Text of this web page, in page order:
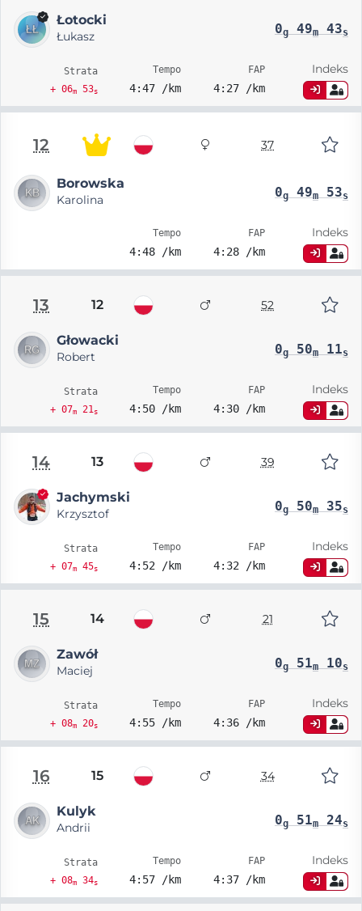
Łotocki
Łukasz 0g49m43s
Strata
+ 06m53s
Tempo
4:47 /km
FAP
4:27 /km
Indeks
12 37
Borowska
Karolina 0g49m53s
Tempo
4:48 /km
FAP
4:28 /km
Indeks
13 12 52
Głowacki
Robert 0g50m11s
Strata
+ 07m21s
Tempo
4:50 /km
FAP
4:30 /km
Indeks
14 13 39
Jachymski
Krzysztof 0g50m35s
Strata
+ 07m45s
Tempo
4:52 /km
FAP
4:32 /km
Indeks
15 14 21
Zawół
Maciej 0g51m10s
Strata
+ 08m20s
Tempo
4:55 /km
FAP
4:36 /km
Indeks
16 15 34
Kulyk
Andrii 0g51m24s
Strata
+ 08m34s
Tempo
4:57 /km
FAP
4:37 /km
Indeks